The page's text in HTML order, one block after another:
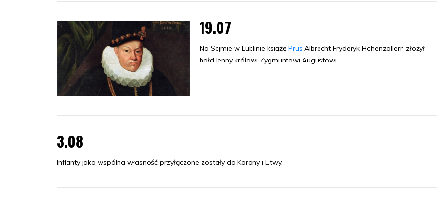
19.07
Na Sejmie w Lublinie książęPrus Albrecht Fryderyk Hohenzollern złożył
hołd lenny królowi Zygmuntowi Augustowi.
3.08
Inflanty jako wspólna własność przyłączone zostały do Korony i Litwy.